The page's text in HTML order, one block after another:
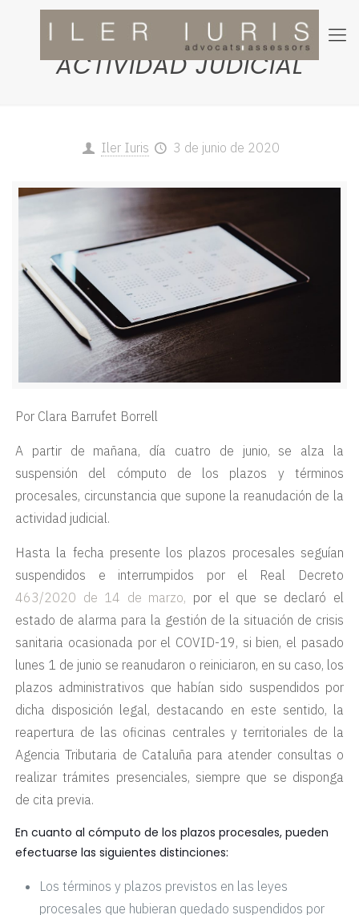
REANUDACIÓN DE LA
ACTIVIDAD JUDICIAL
Iler Iuris 3 de junio de 2020
Por Clara Barrufet Borrell
A partir de mañana, día cuatro de junio, se alza la
suspensión del cómputo de los plazos y términos
procesales, circunstancia que supone la reanudación de la
actividad judicial.
Hasta la fecha presente los plazos procesales seguían
suspendidos e interrumpidos por el Real Decreto
463/2020 de 14 de marzo, por el que se declaró el
estado de alarma para la gestión de la situación de crisis
sanitaria ocasionada por el COVID-19, si bien, el pasado
lunes 1 de junio se reanudaron o reiniciaron, en su caso, los
plazos administrativos que habían sido suspendidos por
dicha disposición legal, destacando en este sentido, la
reapertura de las oficinas centrales y territoriales de la
Agencia Tributaria de Cataluña para atender consultas o
realizar trámites presenciales, siempre que se disponga
de cita previa.
En cuanto al cómputo de los plazos procesales, pueden
efectuarse las siguientes distinciones:
Los términos y plazos previstos en las leyes
procesales que hubieran quedado suspendidos por